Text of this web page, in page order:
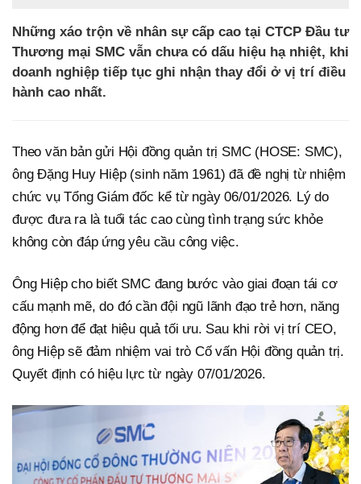
Những xáo trộn về nhân sự cấp cao tại CTCP Đầu tư
Thương mại SMC vẫn chưa có dấu hiệu hạ nhiệt, khi
doanh nghiệp tiếp tục ghi nhận thay đổi ở vị trí điều
hành cao nhất.
Theo văn bản gửi Hội đồng quản trị SMC (HOSE: SMC),
ông Đặng Huy Hiệp (sinh năm 1961) đã đề nghị từ nhiệm
chức vụ Tổng Giám đốc kể từ ngày 06/01/2026. Lý do
được đưa ra là tuổi tác cao cùng tình trạng sức khỏe
không còn đáp ứng yêu cầu công việc.
Ông Hiệp cho biết SMC đang bước vào giai đoạn tái cơ
cấu mạnh mẽ, do đó cần đội ngũ lãnh đạo trẻ hơn, năng
động hơn để đạt hiệu quả tối ưu. Sau khi rời vị trí CEO,
ông Hiệp sẽ đảm nhiệm vai trò Cố vấn Hội đồng quản trị.
Quyết định có hiệu lực từ ngày 07/01/2026.